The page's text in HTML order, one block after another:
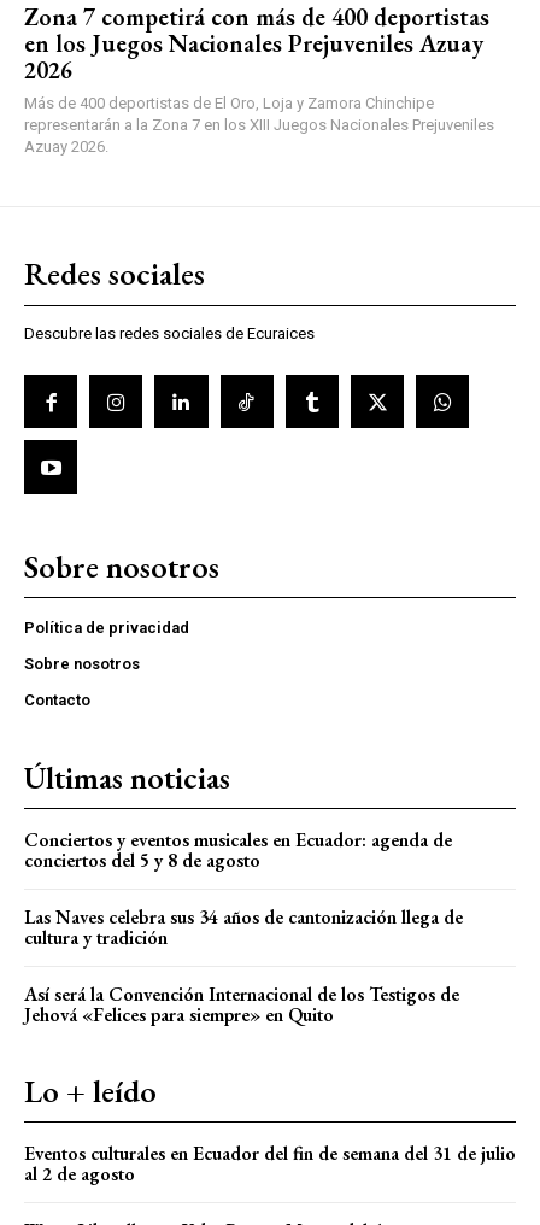
Zona 7 competirá con más de 400 deportistas
en los Juegos Nacionales Prejuveniles Azuay
2026
Más de 400 deportistas de El Oro, Loja y Zamora Chinchipe
representarán a la Zona 7 en los XIII Juegos Nacionales Prejuveniles
Azuay 2026.
Redes sociales
Descubre las redes sociales de Ecuraices
Sobre nosotros
Política de privacidad
Sobre nosotros
Contacto
Últimas noticias
Conciertos y eventos musicales en Ecuador: agenda de
conciertos del 5 y 8 de agosto
Las Naves celebra sus 34 años de cantonización llega de
cultura y tradición
Así será la Convención Internacional de los Testigos de
Jehová «Felices para siempre» en Quito
Lo + leído
Eventos culturales en Ecuador del fin de semana del 31 de julio
al 2 de agosto